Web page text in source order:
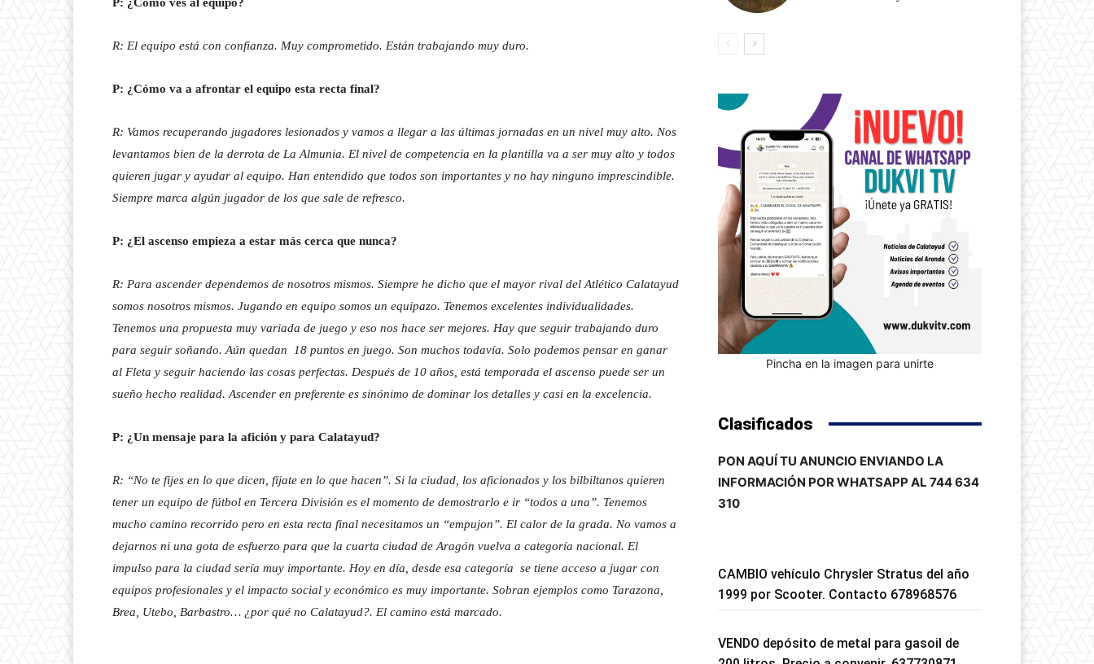
P: ¿Cómo ves al equipo?
R: El equipo está con confianza. Muy comprometido. Están trabajando muy duro.
P: ¿Cómo va a afrontar el equipo esta recta final?
R: Vamos recuperando jugadores lesionados y vamos a llegar a las últimas jornadas en un nivel muy alto. Nos
levantamos bien de la derrota de La Almunia. El nivel de competencia en la plantilla va a ser muy alto y todos
quieren jugar y ayudar al equipo. Han entendido que todos son importantes y no hay ninguno imprescindible.
Siempre marca algún jugador de los que sale de refresco.
P: ¿El ascenso empieza a estar más cerca que nunca?
R: Para ascender dependemos de nosotros mismos. Siempre he dicho que el mayor rival del Atlético Calatayud
somos nosotros mismos. Jugando en equipo somos un equipazo. Tenemos excelentes individualidades.
Tenemos una propuesta muy variada de juego y eso nos hace ser mejores. Hay que seguir trabajando duro
para seguir soñando. Aún quedan 18 puntos en juego. Son muchos todavía. Solo podemos pensar en ganar
al Fleta y seguir haciendo las cosas perfectas. Después de 10 años, está temporada el ascenso puede ser un
sueño hecho realidad. Ascender en preferente es sinónimo de dominar los detalles y casi en la excelencia.
P: ¿Un mensaje para la afición y para Calatayud?
R: “No te fijes en lo que dicen, fíjate en lo que hacen”. Si la ciudad, los aficionados y los bilbiltanos quieren
tener un equipo de fútbol en Tercera División es el momento de demostrarlo e ir “todos a una”. Tenemos
mucho camino recorrido pero en esta recta final necesitamos un “empujon”. El calor de la grada. No vamos a
dejarnos ni una gota de esfuerzo para que la cuarta ciudad de Aragón vuelva a categoría nacional. El
impulso para la ciudad sería muy importante. Hoy en día, desde esa categoría se tiene acceso a jugar con
equipos profesionales y el impacto social y económico es muy importante. Sobran ejemplos como Tarazona,
Brea, Utebo, Barbastro… ¿por qué no Calatayud?. El camino está marcado.
Pincha en la imagen para unirte
Clasificados
PON AQUÍ TU ANUNCIO ENVIANDO LA
INFORMACIÓN POR WHATSAPP AL 744 634
310
CAMBIO vehículo Chrysler Stratus del año
1999 por Scooter. Contacto 678968576
VENDO depósito de metal para gasoil de